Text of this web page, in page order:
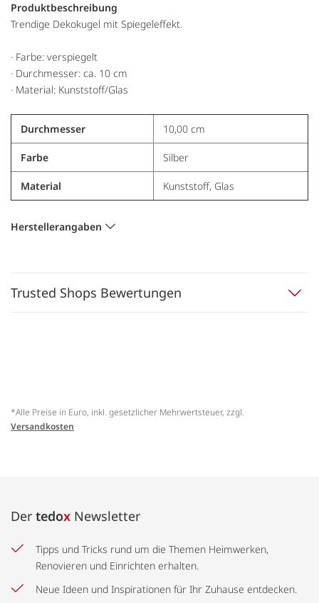
Produktbeschreibung
Trendige Dekokugel mit Spiegeleffekt.
· Farbe: verspiegelt
· Durchmesser: ca. 10 cm
· Material: Kunststoff/Glas
Durchmesser 10,00 cm
Farbe Silber
Material Kunststoff, Glas
Herstellerangaben
Trusted Shops Bewertungen
*Alle Preise in Euro, inkl. gesetzlicher Mehrwertsteuer, zzgl.
Versandkosten
Der tedox Newsletter
Tipps und Tricks rund um die Themen Heimwerken,
Renovieren und Einrichten erhalten.
Neue Ideen und Inspirationen für Ihr Zuhause entdecken.